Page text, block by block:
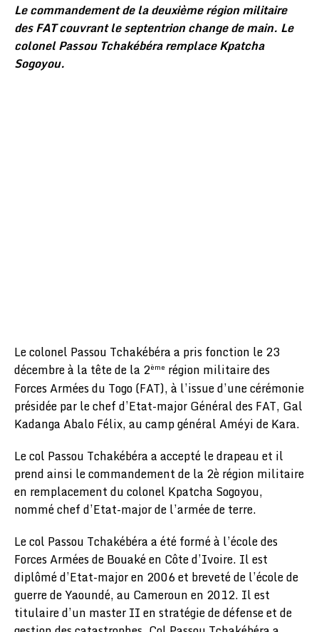
Le commandement de la deuxième région militaire
des FAT couvrant le septentrion change de main. Le
colonel Passou Tchakébéra remplace Kpatcha
Sogoyou.
Le colonel Passou Tchakébéra a pris fonction le 23
décembre à la tête de la 2ème région militaire des
Forces Armées du Togo (FAT), à l’issue d’une cérémonie
présidée par le chef d’Etat-major Général des FAT, Gal
Kadanga Abalo Félix, au camp général Améyi de Kara.
Le col Passou Tchakébéra a accepté le drapeau et il
prend ainsi le commandement de la 2è région militaire
en remplacement du colonel Kpatcha Sogoyou,
nommé chef d’Etat-major de l’armée de terre.
Le col Passou Tchakébéra a été formé à l’école des
Forces Armées de Bouaké en Côte d’Ivoire. Il est
diplômé d’Etat-major en 2006 et breveté de l’école de
guerre de Yaoundé, au Cameroun en 2012. Il est
titulaire d’un master II en stratégie de défense et de